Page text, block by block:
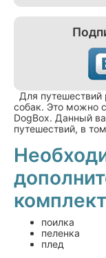
Для путешествий
собак. Это можно
DogBox. Данный
путешествий, в
поилка
пеленка
плед